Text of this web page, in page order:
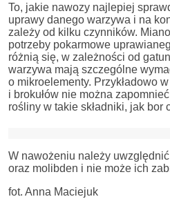
To, jakie nawozy najlepiej
uprawy danego warzywa i na
zależy od kilku czynników.
potrzeby pokarmowe
różnią się, w zależności od
warzywa mają szczególne
o mikroelementy. Przykładowo
i brokułów nie można
rośliny w takie składniki, jak bor
W nawożeniu należy
oraz molibden i nie może ich
fot. Anna Maciejuk